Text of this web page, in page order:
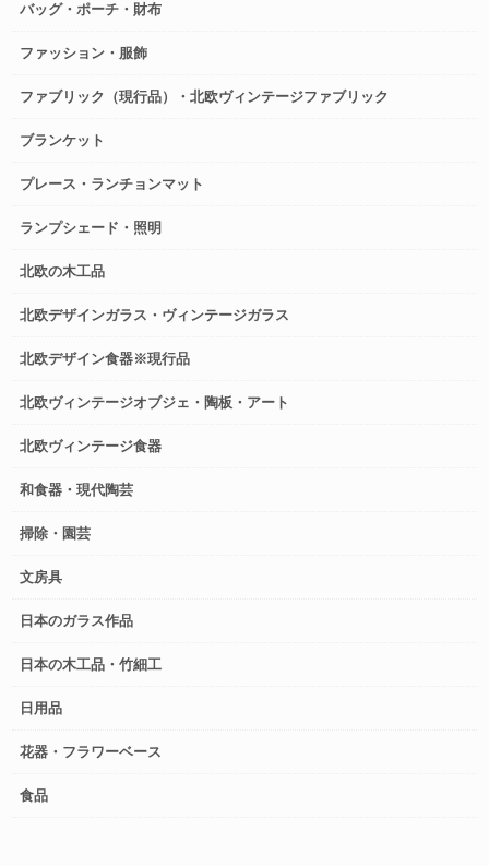
バッグ・ポーチ・財布
ファッション・服飾
ファブリック（現行品）・北欧ヴィンテージファブリック
ブランケット
プレース・ランチョンマット
ランプシェード・照明
北欧の木工品
北欧デザインガラス・ヴィンテージガラス
北欧デザイン食器※現行品
北欧ヴィンテージオブジェ・陶板・アート
北欧ヴィンテージ食器
和食器・現代陶芸
掃除・園芸
文房具
日本のガラス作品
日本の木工品・竹細工
日用品
花器・フラワーベース
食品